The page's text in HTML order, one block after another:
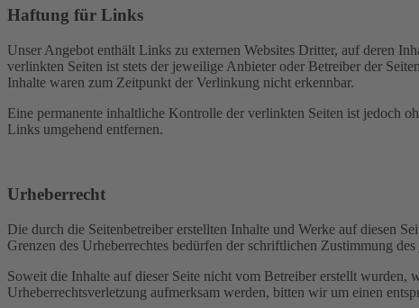
Haftung für Links
Unser Angebot enthält Links zu externen Websites Dritter, auf deren
verlinkten Seiten ist stets der jeweilige Anbieter oder Betreiber der
Inhalte waren zum Zeitpunkt der Verlinkung nicht erkennbar.
Eine permanente inhaltliche Kontrolle der verlinkten Seiten ist jedoch
Links umgehend entfernen.
Urheberrecht
Die durch die Seitenbetreiber erstellten Inhalte und Werke auf diesen
Grenzen des Urheberrechtes bedürfen der schriftlichen Zustimmung
Soweit die Inhalte auf dieser Seite nicht vom Betreiber erstellt wurden,
Urheberrechtsverletzung aufmerksam werden, bitten wir um einen